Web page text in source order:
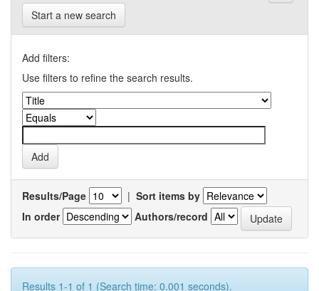
Start a new search
Add filters:
Use filters to refine the search results.
Results/Page | Sort items by
In order
Authors/record
Results 1-1 of 1 (Search time: 0.001 seconds).